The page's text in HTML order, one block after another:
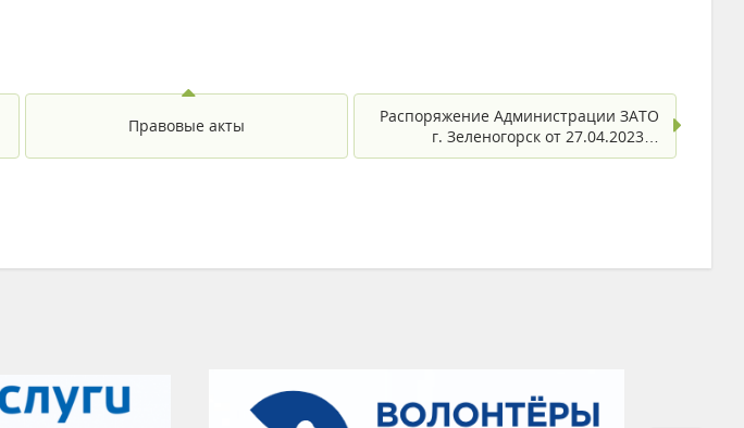
Правовые акты
Распоряжение Администрации ЗАТО
г. Зеленогорск от 27.04.2023…